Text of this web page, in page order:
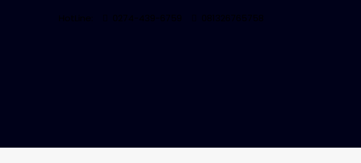
HotLine: 0274-439-6759 081326765758